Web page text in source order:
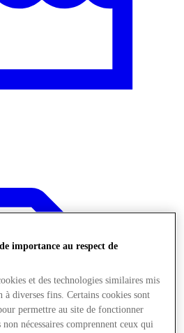
importance au respect de
et des technologies similaires mis
diverses fins. Certains cookies sont
permettre au site de fonctionner
nécessaires comprennent ceux qui